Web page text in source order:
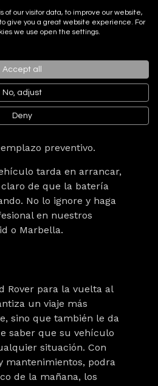
más inoportuno.
la batería de su Land
de que no hay
y de que está
batería tiene más de
preventivo.
tarda en arrancar,
de que la batería
No lo ignore y haga
en nuestros
o Marbella.
Rover para la vuelta al
un viaje más
sino que también le da
saber que su vehículo
situación. Con
mantenimientos, podra
de la mañana, los
of our visitor data, to improve our website,
give you a great website experience. For
we use open the settings.
Accept all
No, adjust
Deny